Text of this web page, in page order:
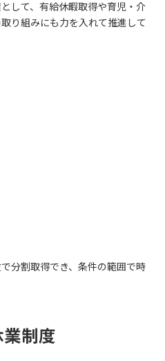
して、有給休暇取得や育児・介
り組みにも力を入れて推進して
分割取得でき、条件の範囲で時
制度